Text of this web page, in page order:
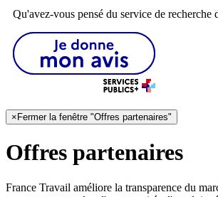
Qu'avez-vous pensé du service de recherche
× Fermer la fenêtre "Offres partenaires"
Offres partenaires
France Travail améliore la transparence du